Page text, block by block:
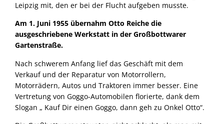
Leipzig mit, den er bei der Flucht aufgeben musste.
Am 1. Juni 1955 übernahm Otto Reiche die
ausgeschriebene Werkstatt in der Großbottwarer
Gartenstraße.
Nach schwerem Anfang lief das Geschäft mit dem
Verkauf und der Reparatur von Motorrollern,
Motorrädern, Autos und Traktoren immer besser. Eine
Vertretung von Goggo-Automobilen florierte, dank dem
Slogan „ Kauf Dir einen Goggo, dann geh zu Onkel Otto“.